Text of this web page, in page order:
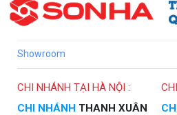
Showroom
CHI NHÁNH TẠI HÀ NỘI :
CHI NHÁNH THANH XUÂN